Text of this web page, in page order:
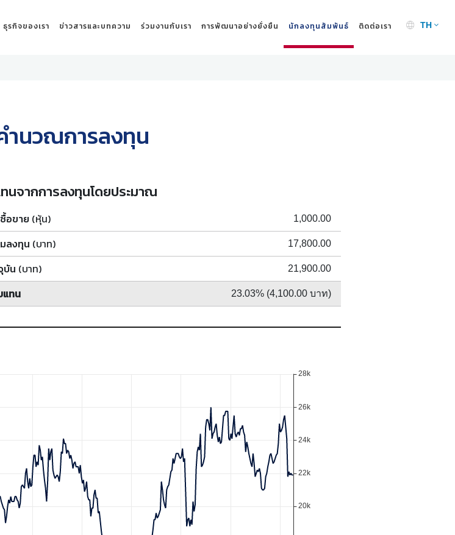
TH
ธุรกิจของเรา ข่าวสารและบทความ ร่วมงานกับเรา การพัฒนาอย่างยั่งยืน นักลงทุนสัมพันธ์ ติดต่อเรา
ำนวณการลงทุน
นจากการลงทุนโดยประมาณ
อขาย (หุ้น) 1,000.00
ลงทุน (บาท) 17,800.00
บัน (บาท) 21,900.00
แทน 23.03% (4,100.00 บาท)